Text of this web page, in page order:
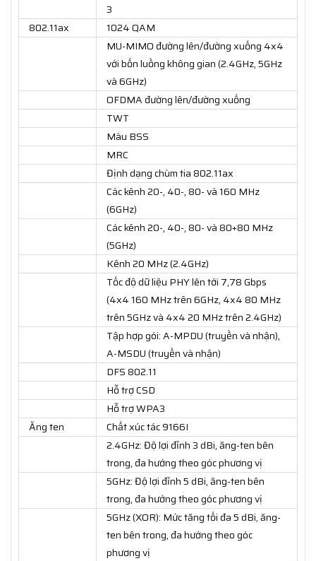
3
802.11ax
1024 QAM
MU-MIMO đường lên/đường xuống 4x4
với bốn luồng không gian (2.4GHz, 5GHz
và 6GHz)
OFDMA đường lên/đường xuống
TWT
Màu BSS
MRC
Định dạng chùm tia 802.11ax
Các kênh 20-, 40-, 80- và 160 MHz
(6GHz)
Các kênh 20-, 40-, 80- và 80+80 MHz
(5GHz)
Kênh 20 MHz (2.4GHz)
Tốc độ dữ liệu PHY lên tới 7,78 Gbps
(4x4 160 MHz trên 6GHz, 4x4 80 MHz
trên 5GHz và 4x4 20 MHz trên 2.4GHz)
Tập hợp gói: A-MPDU (truyền và nhận),
A-MSDU (truyền và nhận)
DFS 802.11
Hỗ trợ CSD
Hỗ trợ WPA3
Ăng ten
Chất xúc tác 9166I
2.4GHz: Độ lợi đỉnh 3 dBi, ăng-ten bên
trong, đa hướng theo góc phương vị
5GHz: Độ lợi đỉnh 5 dBi, ăng-ten bên
trong, đa hướng theo góc phương vị
5GHz (XOR): Mức tăng tối đa 5 dBi, ăng-
ten bên trong, đa hướng theo góc
phương vị